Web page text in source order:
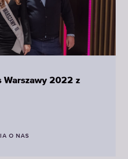
Warszawy 2022 z
O NAS